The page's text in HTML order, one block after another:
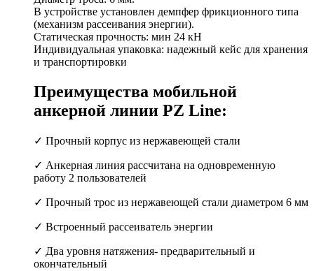
В устройстве установлен демпфер фрикционного типа
(механизм рассеивания энергии).
Статическая прочность: мин 24 кН
Индивидуальная упаковка: надежный кейс для хранения
и транспортировки
Преимущества мобильной
анкерной линии PZ Line:
✓ Прочный корпус из нержавеющей стали
✓ Анкерная линия рассчитана на одновременную
работу 2 пользователей
✓ Прочный трос из нержавеющей стали диаметром 6 мм
✓ Встроенный рассеиватель энергии
✓ Два уровня натяжения- предварительный и
окончательный